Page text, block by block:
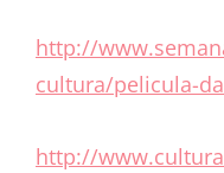
http://
cultura/pelicula-
http://